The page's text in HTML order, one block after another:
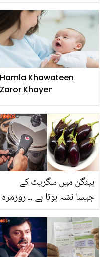
جوڑے کے ہاں بچے کی
پیدائش، انتظامیہ نے کیسے
مدد کی؟
Hamla Khawateen
Zaror Khayen
بینگن میں سگریٹ کے
جیسا نشہ ہوتا ہے ۔۔ روزمرہ
باتیں جو یقیناً پہلے نہیں
سُنی ہوں گی